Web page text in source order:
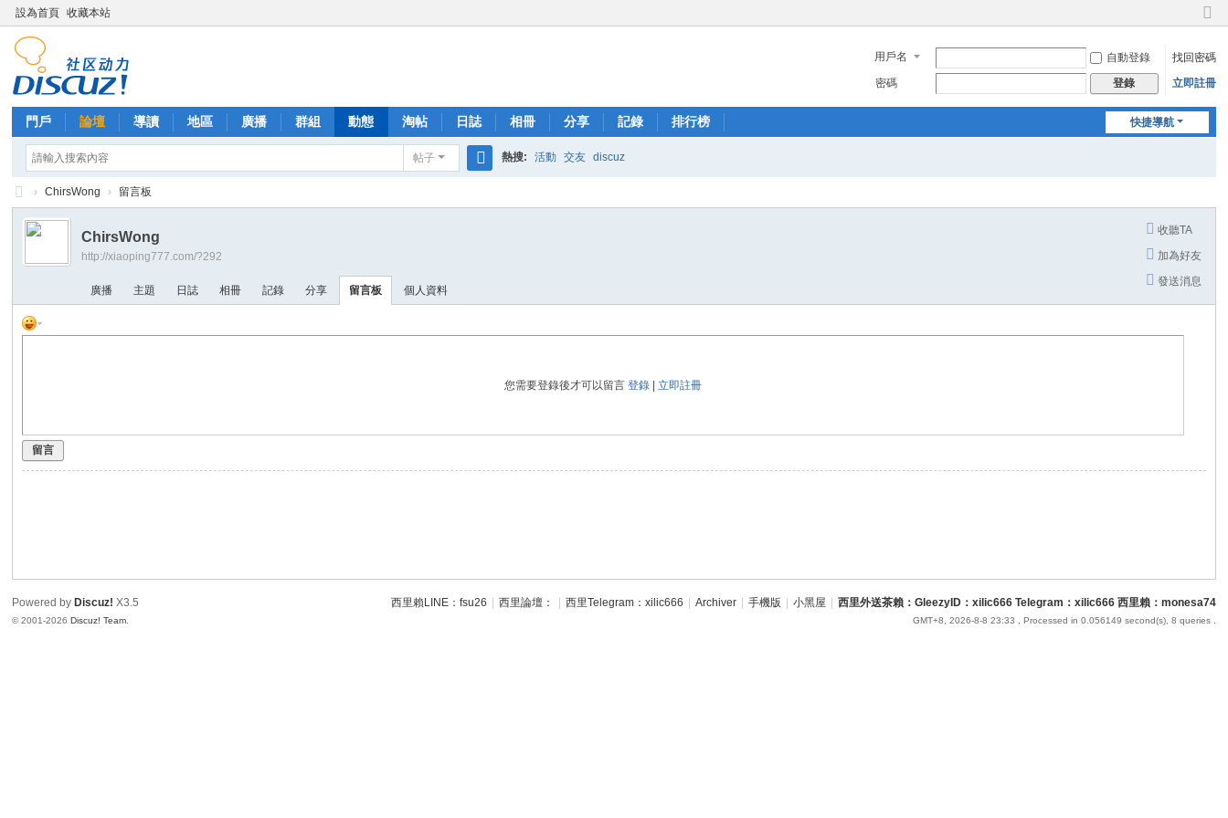
設為首頁 收藏本站
切
到
窄
用戶名 自動登錄
找回密碼
密碼
登錄 立即註冊
快捷導航
門戶 論壇 導讀 地區 廣播 群組 動態 淘帖 日誌 相冊 分享 記錄 排行榜
帖子
索
熱搜: 活動 交友 discuz
西
外
茶
› ChirsWong › 留言板
收聽TA
加為好友
發送消息
ChirsWong
http://xiaoping777.com/?292
廣播 主題 日誌 相冊 記錄 分享 留言板 個人資料
您需要登錄後才可以留言登錄 |立即註冊
留言
西里賴LINE：fsu26 西里論壇： 西里Telegram：xilic666 Archiver 手機版 小黑屋 西里外送茶賴：GleezyID：xilic666 Telegram：xilic666 西里賴：monesa74
GMT+8, 2026-8-8 23:33 , Processed in 0.056149 second(s), 8 queries .
Powered by Discuz! X3.5
© 2001-2026Discuz! Team